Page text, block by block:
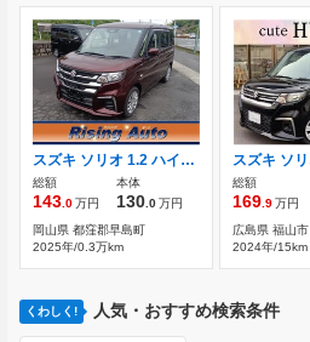
スズキ ソリオ 1.2 ハイブリッド MG デュアルブレーキサポート2 ETC
総額
143.0万円
本体
130.0万円
岡山県 都窪郡早島町
2025年/0.3万km
総額
169.9万円
広島県 福山市
2024年/15km
くわしく! 人気・おすすめ検索条件